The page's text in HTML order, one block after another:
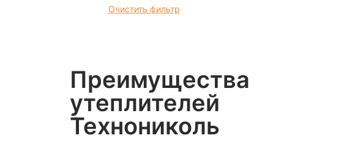
140
145
15
150
Очистить фильтр
Преимущества
утеплителей
Технониколь